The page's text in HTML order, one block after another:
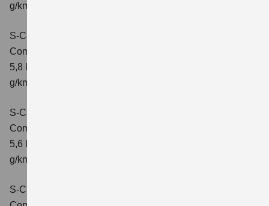
g/km; CO2-Klasse: D
S-Cross 1.4 BOOSTERJET HYBRID AT
Comfort
5,8 l/100 km; kombinierter Wert der CO2-Emission: 132
g/km; CO2-Klasse: D
S-Cross 1.4 BOOSTERJET HYBRID ALLGRIP
Comfort
5,6 l/100 km; kombinierter Wert der CO2-Emission: 131
g/km; CO2-Klasse: D
S-Cross 1.4 BOOSTERJET HYBRID ALLGRIP